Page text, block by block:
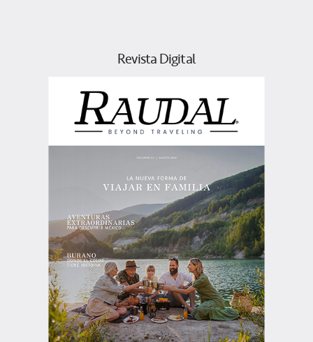
Revista Digital